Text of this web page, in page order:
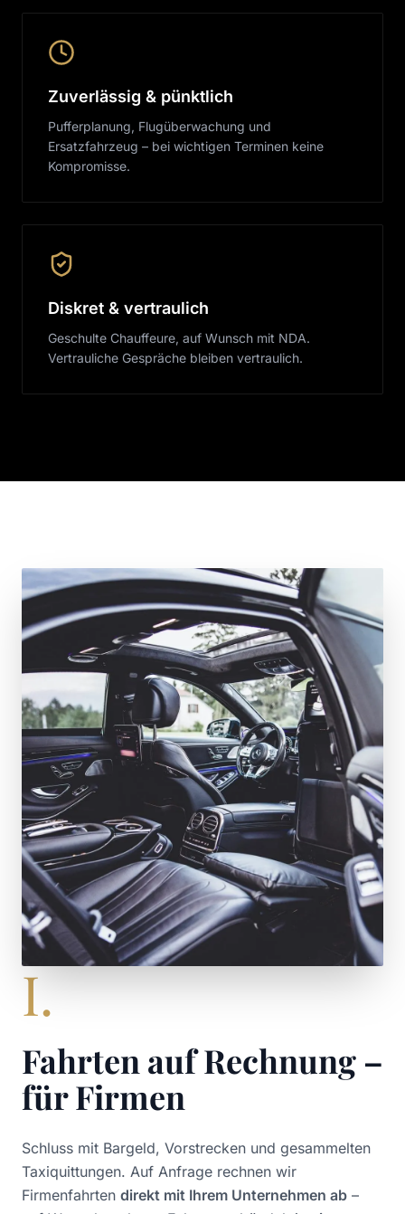
Zuverlässig & pünktlich
Pufferplanung, Flugüberwachung und
Ersatzfahrzeug – bei wichtigen Terminen keine
Kompromisse.
Diskret & vertraulich
Geschulte Chauffeure, auf Wunsch mit NDA.
Vertrauliche Gespräche bleiben vertraulich.
I.
Fahrten auf Rechnung –
für Firmen
Schluss mit Bargeld, Vorstrecken und gesammelten
Taxiquittungen. Auf Anfrage rechnen wir
Firmenfahrten direkt mit Ihrem Unternehmen ab –